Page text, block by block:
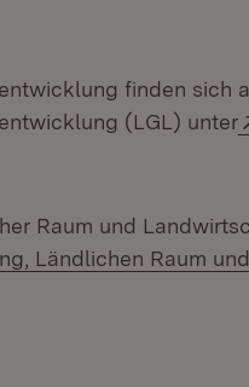
finden sich
(LGL) unter
Raum und
Ländlichen Raum und